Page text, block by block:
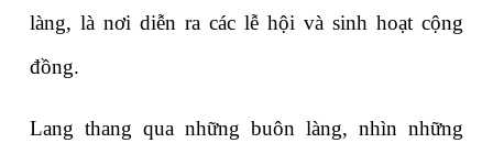
làng, là nơi diễn ra các lễ hội và sinh hoạt cộng
đồng.
Lang thang qua những buôn làng, nhìn những